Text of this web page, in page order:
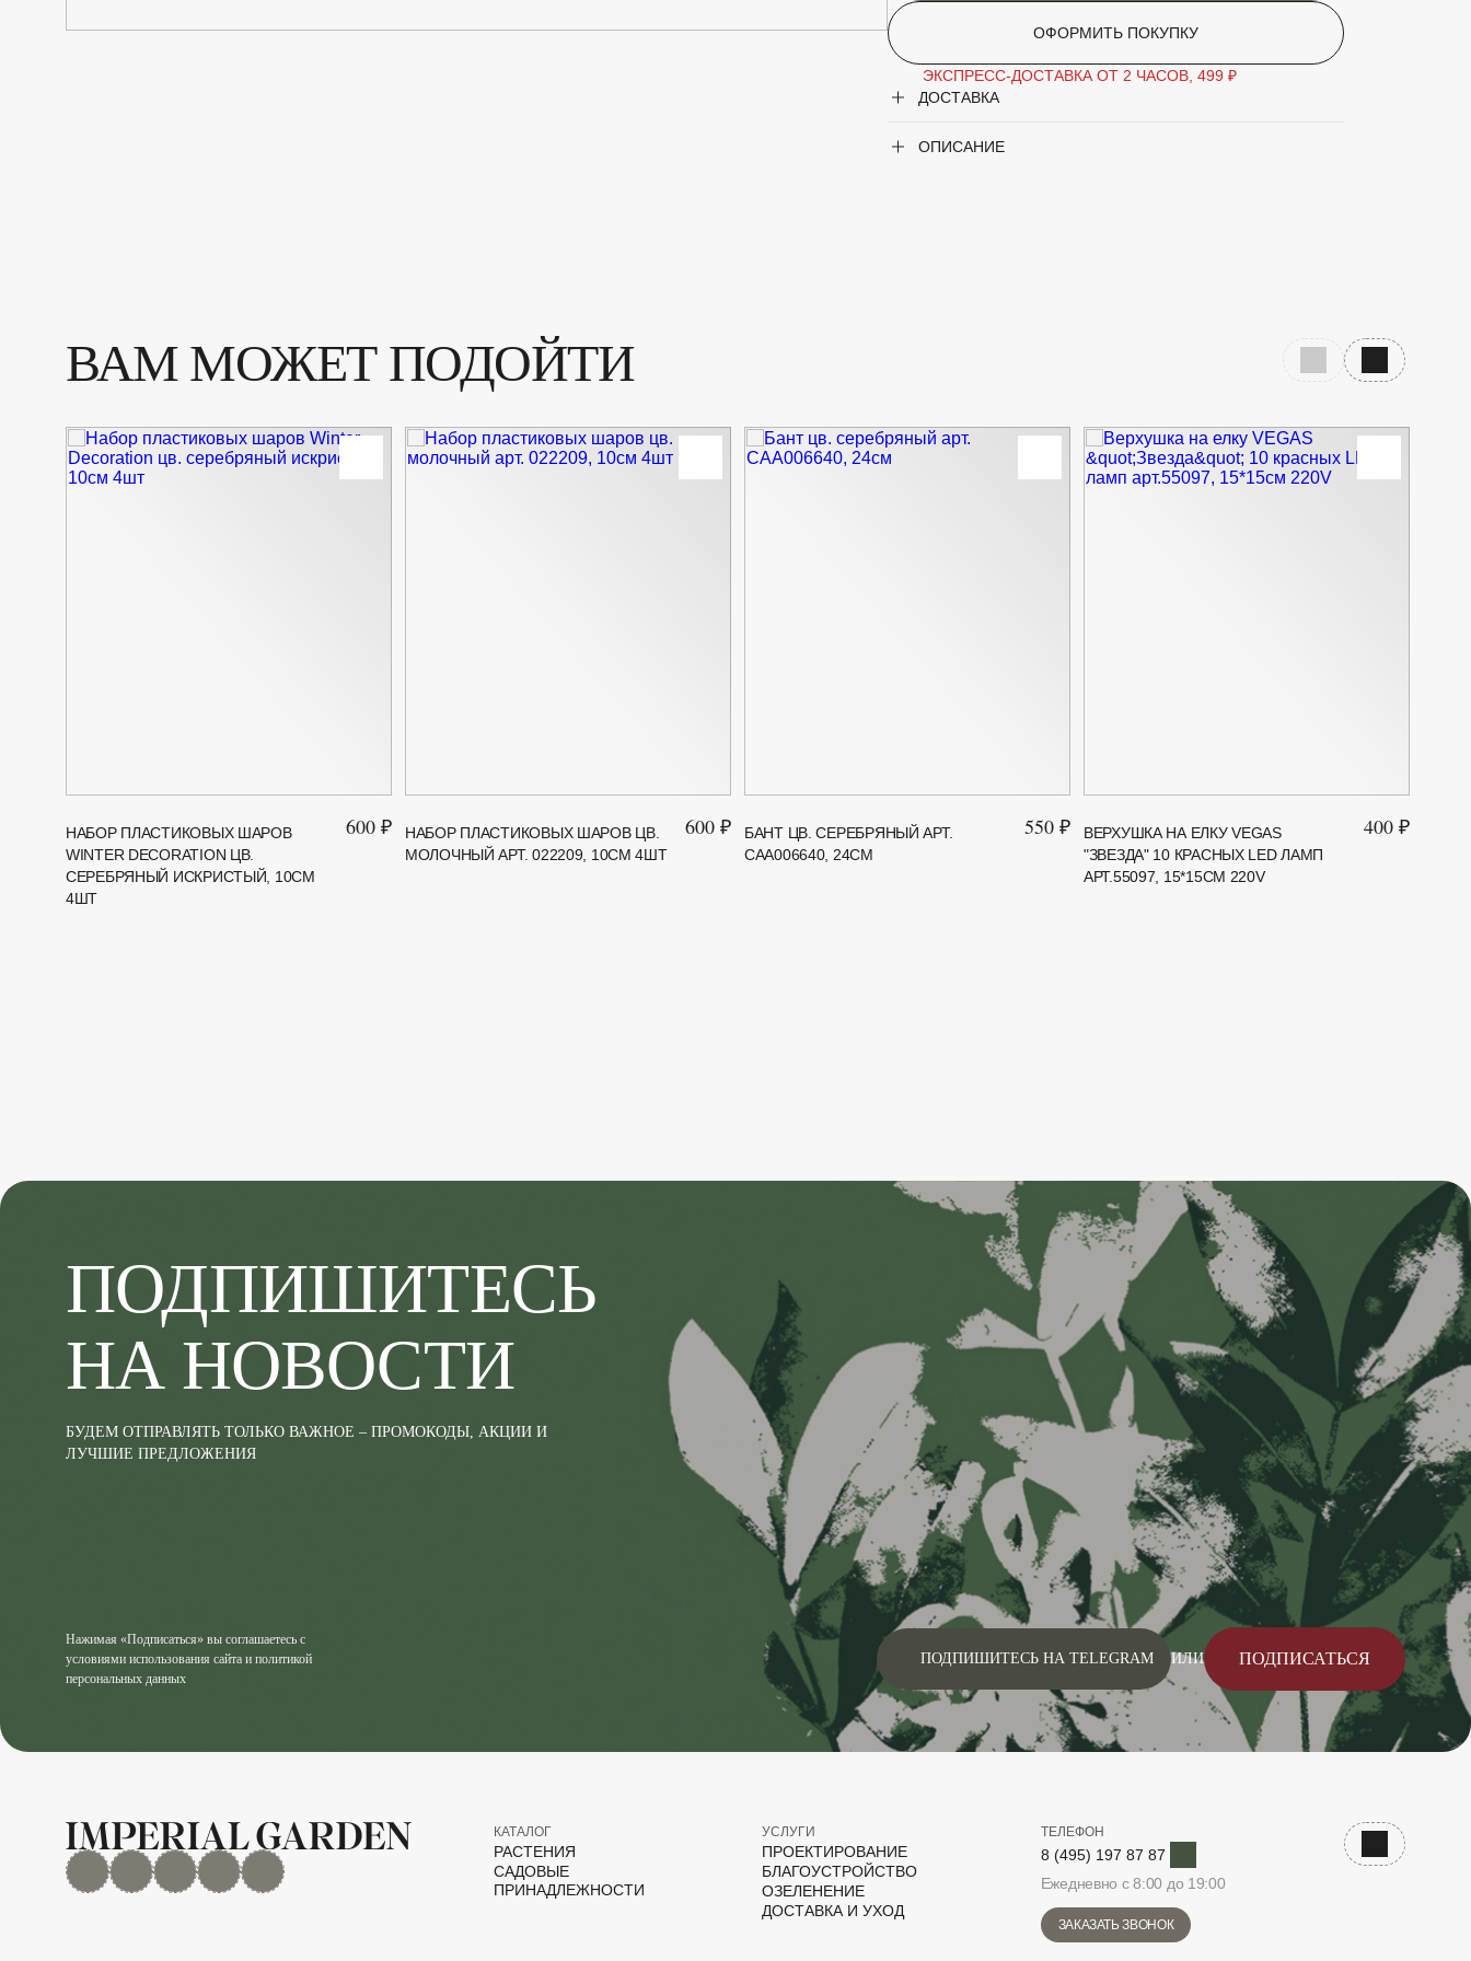
ОФОРМИТЬ ПОКУПКУ
ЭКСПРЕСС-ДОСТАВКА ОТ 2 ЧАСОВ, 499 ₽
ДОСТАВКА
ОПИСАНИЕ
ВАМ МОЖЕТ ПОДОЙТИ Предыдущий слайд
Следующий
НАБОР ПЛАСТИКОВЫХ ШАРОВ
WINTER DECORATION ЦВ.
СЕРЕБРЯНЫЙ ИСКРИСТЫЙ, 10СМ
4ШТ
600 ₽
НАБОР ПЛАСТИКОВЫХ ШАРОВ ЦВ.
МОЛОЧНЫЙ АРТ. 022209, 10СМ 4ШТ
600 ₽
БАНТ ЦВ. СЕРЕБРЯНЫЙ АРТ.
САА006640, 24СМ
550 ₽
ВЕРХУШКА НА ЕЛКУ VEGAS
"ЗВЕЗДА" 10 КРАСНЫХ LED ЛАМП
АРТ.55097, 15*15СМ 220V
400 ₽
ПОДПИШИТЕСЬ
НА НОВОСТИ
БУДЕМ ОТПРАВЛЯТЬ ТОЛЬКО ВАЖНОЕ – ПРОМОКОДЫ, АКЦИИ И
ЛУЧШИЕ ПРЕДЛОЖЕНИЯ
Нажимая «Подписаться» вы соглашаетесь с
условиями использования сайта и политикой
персональных данных
ПОДПИШИТЕСЬ НА TELEGRAM ИЛИ ПОДПИСАТЬСЯ
MAX Дзен YouTuberutubeTelegram
КАТАЛОГ
РАСТЕНИЯ
САДОВЫЕ
ПРИНАДЛЕЖНОСТИ
УСЛУГИ
ПРОЕКТИРОВАНИЕ
БЛАГОУСТРОЙСТВО
ОЗЕЛЕНЕНИЕ
ДОСТАВКА И УХОД
ТЕЛЕФОН
8 (495) 197 87 87
Ежедневно с 8:00 до 19:00
ЗАКАЗАТЬ ЗВОНОК
Наверх